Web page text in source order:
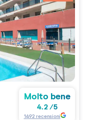
Molto bene
4.2/5
1492 recensioni